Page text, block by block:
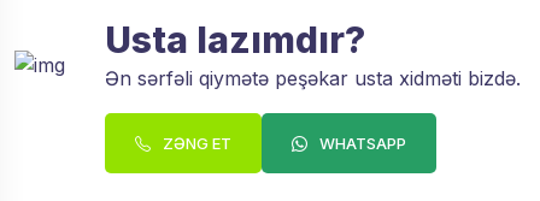
Usta lazımdır?
Ən sərfəli qiymətə peşəkar usta xidməti bizdə.
ZƏNG ET WHATSAPP